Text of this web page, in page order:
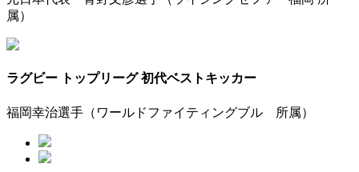
属）
ラグビー トップリーグ 初代ベストキッカー
福岡幸治選手（ワールドファイティングブル 所属）